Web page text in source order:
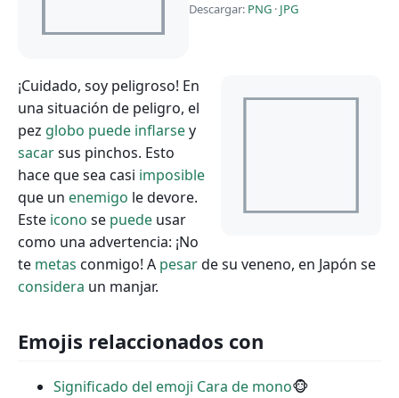
Descargar: PNG · JPG
¡Cuidado, soy peligroso! En
una situación de peligro, el
pez globo puede inflarsey
sacarsus pinchos. Esto
hace que sea casi imposible
que un enemigo le devore.
Este icono se puede usar
como una advertencia: ¡No
te metas conmigo! A pesarde su veneno, en Japón se
considera un manjar.
Emojis relaccionados con
Significado del emoji Cara de mono🐵